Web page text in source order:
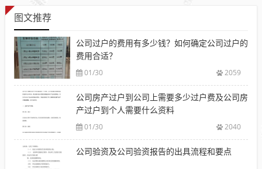
图文推荐
公司过户的费用有多少钱？如何确定公司过户的
费用合适？
01/30 2059
公司房产过户到公司上需要多少过户费及公司房
产过户到个人需要什么资料
01/30 2040
公司验资及公司验资报告的出具流程和要点